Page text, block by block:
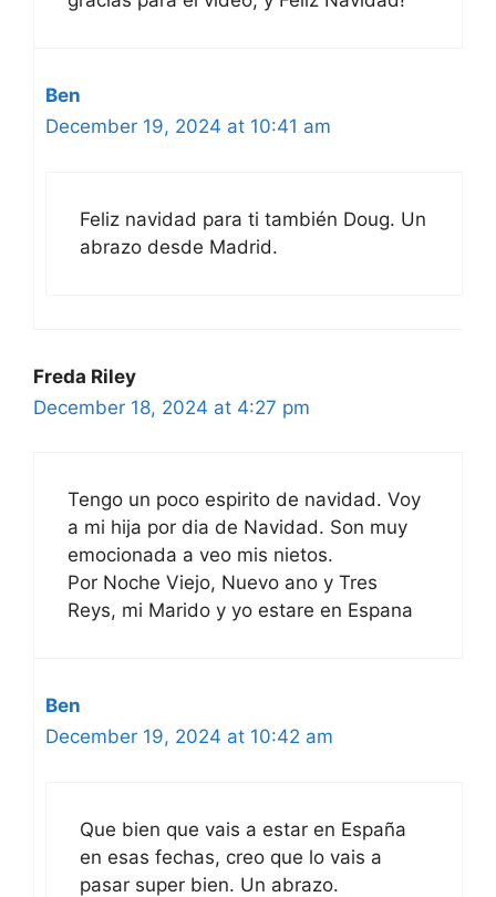
Ben
December 19, 2024 at 10:41 am
Feliz navidad para ti también Doug. Un
abrazo desde Madrid.
Freda Riley
December 18, 2024 at 4:27 pm
Tengo un poco espirito de navidad. Voy
a mi hija por dia de Navidad. Son muy
emocionada a veo mis nietos.
Por Noche Viejo, Nuevo ano y Tres
Reys, mi Marido y yo estare en Espana
Ben
December 19, 2024 at 10:42 am
Que bien que vais a estar en España
en esas fechas, creo que lo vais a
pasar super bien. Un abrazo.